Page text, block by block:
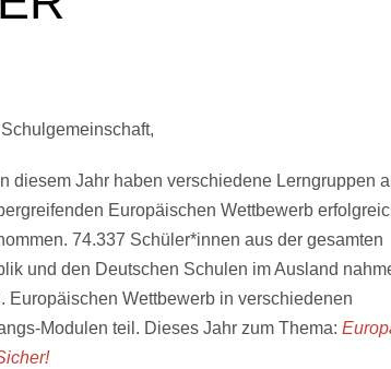
diesem Jahr haben verschiedene Lerngruppen
Europäischen Wettbewerb
74.337 Schüler*innen aus der gesamten
und den Deutschen Schulen im Ausland
Europäischen Wettbewerb in verschiedenen
Modulen teil. Dieses Jahr zum Thema: